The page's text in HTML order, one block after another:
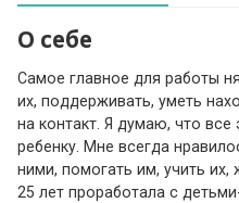
О себе
Самое главное для работы
их, поддерживать, уметь
на контакт. Я думаю, что
ребенку. Мне всегда
ними, помогать им, учить их,
25 лет проработала с